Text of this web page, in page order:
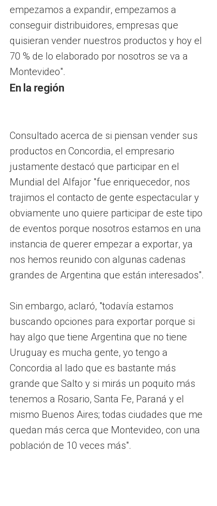
empezamos a expandir, empezamos a
conseguir distribuidores, empresas que
quisieran vender nuestros productos y hoy el
70 % de lo elaborado por nosotros se va a
Montevideo".
En la región
Consultado acerca de si piensan vender sus
productos en Concordia, el empresario
justamente destacó que participar en el
Mundial del Alfajor "fue enriquecedor, nos
trajimos el contacto de gente espectacular y
obviamente uno quiere participar de este tipo
de eventos porque nosotros estamos en una
instancia de querer empezar a exportar, ya
nos hemos reunido con algunas cadenas
grandes de Argentina que están interesados".
Sin embargo, aclaró, "todavía estamos
buscando opciones para exportar porque si
hay algo que tiene Argentina que no tiene
Uruguay es mucha gente, yo tengo a
Concordia al lado que es bastante más
grande que Salto y si mirás un poquito más
tenemos a Rosario, Santa Fe, Paraná y el
mismo Buenos Aires; todas ciudades que me
quedan más cerca que Montevideo, con una
población de 10 veces más".